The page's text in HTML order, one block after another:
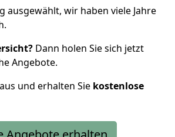
ausgewählt, wir haben viele Jahre
Dann holen Sie sich jetzt
Angebote.
und erhalten Sie kostenlose